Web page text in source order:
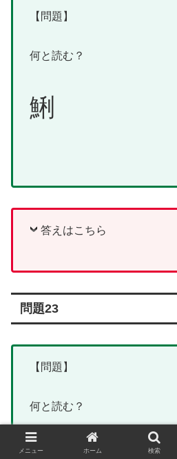
【問題】
何と読む？
鯏
答えはこちら
問題23
【問題】
何と読む？
メニュー ホーム 検索